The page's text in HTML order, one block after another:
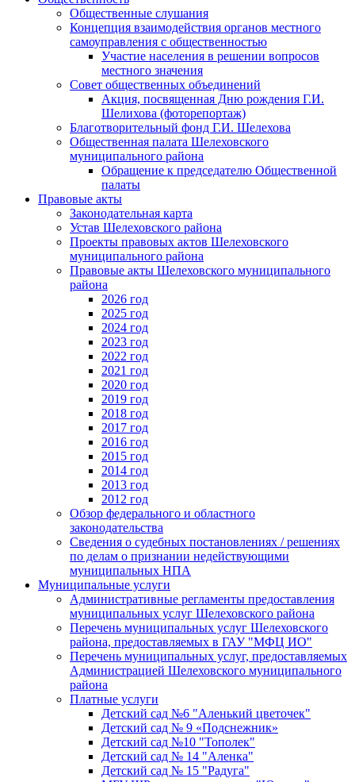
Общественные слушания
Концепция взаимодействия органов местного
самоуправления с общественностью
Участие населения в решении вопросов
местного значения
Совет общественных объединений
Акция, посвященная Дню рождения Г.И.
Шелихова (фоторепортаж)
Благотворительный фонд Г.И. Шелехова
Общественная палата Шелеховского
муниципального района
Обращение к председателю Общественной
палаты
Правовые акты
Законодательная карта
Устав Шелеховского района
Проекты правовых актов Шелеховского
муниципального района
Правовые акты Шелеховского муниципального
района
2026 год
2025 год
2024 год
2023 год
2022 год
2021 год
2020 год
2019 год
2018 год
2017 год
2016 год
2015 год
2014 год
2013 год
2012 год
Обзор федерального и областного
законодательства
Сведения о судебных постановлениях / решениях
по делам о признании недействующими
муниципальных НПА
Муниципальные услуги
Административные регламенты предоставления
муниципальных услуг Шелеховского района
Перечень муниципальных услуг Шелеховского
района, предоставляемых в ГАУ "МФЦ ИО"
Перечень муниципальных услуг, предоставляемых
Администрацией Шелеховского муниципального
района
Платные услуги
Детский сад №6 "Аленький цветочек"
Детский сад № 9 «Подснежник»
Детский сад №10 "Тополек"
Детский сад № 14 "Аленка"
Детский сад № 15 "Радуга"